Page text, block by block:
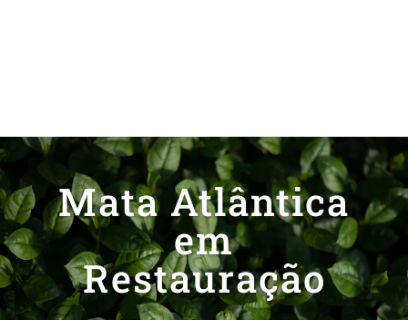
Mata Atlântica
em
Restauração